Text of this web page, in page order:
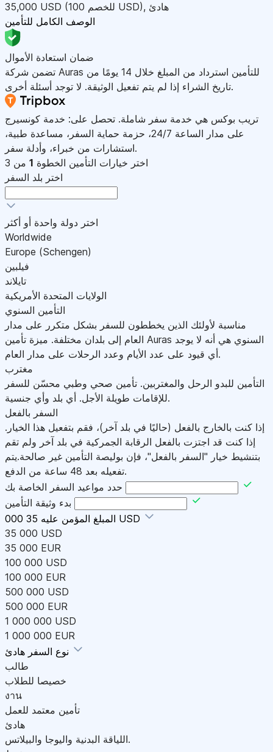
35,000 USD USD), هادئ
الوصف الكامل للتأمين
ضمان استعادة الأموال
تضمن شركة Auras للتأمين استرداد من المبلغ خلال 14 يومًا من
تاريخ الشراء إذا لم يتم تفعيل الوثيقة. لا توجد أسئلة أخرى.
تريب بوكس هي خدمة سفر شاملة. تحصل على: خدمة كونسيرج
على مدار الساعة 24/7، حزمة حماية السفر، مساعدة طبية،
استشارات من خبراء، وأدلة سفر.
اختر خيارات التأمين الخطوة 1 من 3
اختر بلد السفر
اختر دولة واحدة أو أكثر
Worldwide
Europe (Schengen)
فيلبين
تايلاند
الولايات المتحدة الأمريكية
التأمين السنوي
مناسبة لأولئك الذين يخططون للسفر بشكل متكرر على مدار
العام إلى بلدان مختلفة. ميزة تأمين Auras السنوي هي أنه لا يوجد
أي قيود على عدد الأيام وعدد الرحلات على مدار العام.
مغترب
التأمين للبدو الرحل والمغتربين. تأمين صحي وطبي محسّن للسفر
للإقامات طويلة الأجل. أي بلد وأي جنسية.
السفر بالفعل
إذا كنت بالخارج بالفعل (حاليًا في بلد آخر)، فقم بتفعيل هذا الخيار.
إذا كنت قد اجتزت بالفعل الرقابة الجمركية في بلد آخر ولم تقم
بتنشيط خيار "السفر بالفعل"، فإن بوليصة التأمين غير صالحة.يتم
تفعيله بعد 48 ساعة من الدفع.
حدد مواعيد السفر الخاصة بك
بدء وثيقة التأمين
المبلغ المؤمن عليه 35 000 USD
35 000 USD
35 000 EUR
100 000 USD
100 000 EUR
500 000 USD
500 000 EUR
1 000 000 USD
1 000 000 EUR
نوع السفر
طالب
خصيصا للطلاب
งาน
تأمين معتمد للعمل
هادئ
اللياقة البدنية واليوجا والبيلاتس.